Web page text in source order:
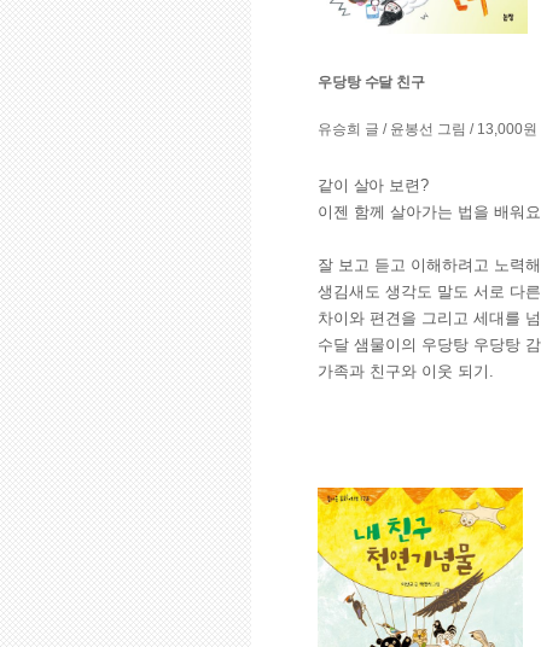
우당탕 수달 친구
유승희 글 / 윤봉선 그림 / 13,000원
같이 살아 보련?
이젠 함께 살아가는 법을 배워
잘 보고 듣고 이해하려고 노력
생김새도 생각도 말도 서로 다
차이와 편견을 그리고 세대를
수달 샘물이의 우당탕 우당탕
가족과 친구와 이웃 되기.